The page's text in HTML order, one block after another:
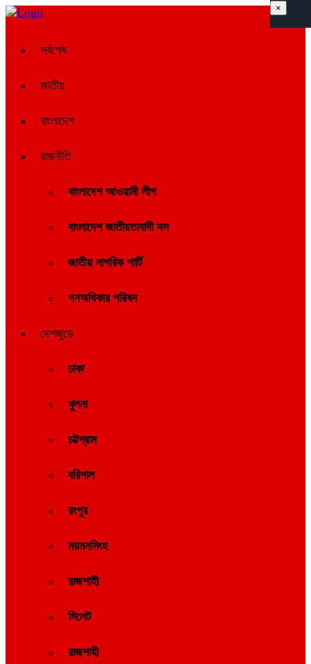
সর্বশেষ
জাতীয়
বাংলাদেশ
রাজনীতি
বাংলাদেশ আওয়ামী লীগ
বাংলাদেশ জাতীয়তাবাদী দল
জাতীয় নাগরিক পার্টি
গনঅধিকার পরিষদ
দেশজুড়ে
ঢাকা
খুলনা
চট্টগ্রাম
বরিশাল
রংপুর
ময়মনসিংহ
রাজশাহী
সিলেট
রাজশাহী
×